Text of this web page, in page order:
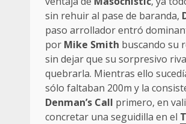
sin rehuir al pase de baranda,
paso arrollador entró
por Mike Smith buscando su
sin dejar que su sorpresivo
quebrarla. Mientras ello
sólo faltaban 200m y la
Denman’s Call primero, en
concretar una seguidilla en el